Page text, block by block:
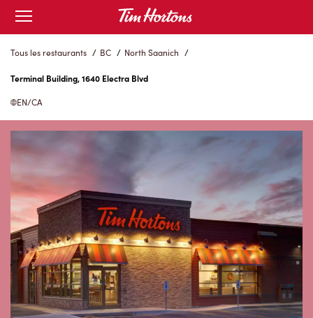
Skip
Content
Open
mobile
menu
Tous les restaurants / BC / North Saanich /
Terminal Building, 1640 Electra Blvd
EN/CA